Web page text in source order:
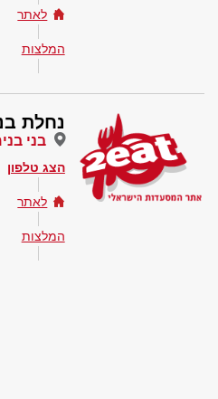
לאתר
המלצות
נחלת
בני בנימין
הצג טלפון
לאתר
המלצות